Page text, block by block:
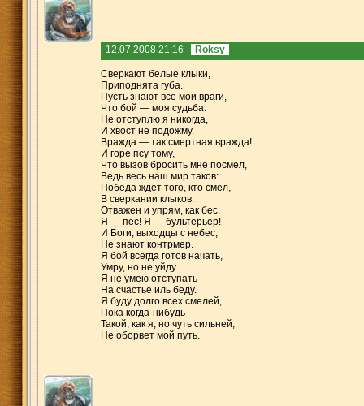
12.07.2008 21:16 Roksy
Сверкают белые клыки,
Приподнята губа.
Пусть знают все мои враги,
Что бой — моя судьба.
Не отступлю я никогда,
И хвост не подожму.
Вражда — так смертная вражда!
И горе псу тому,
Что вызов бросить мне посмел,
Ведь весь наш мир таков:
Победа ждет того, кто смел,
В сверкании клыков.
Отважен и упрям, как бес,
Я — пес! Я — бультерьер!
И Боги, выходцы с небес,
Не знают контрмер.
Я бой всегда готов начать,
Умру, но не уйду.
Я не умею отступать —
На счастье иль беду.
Я буду долго всех смелей,
Пока когда-нибудь
Такой, как я, но чуть сильней,
Не оборвет мой путь.